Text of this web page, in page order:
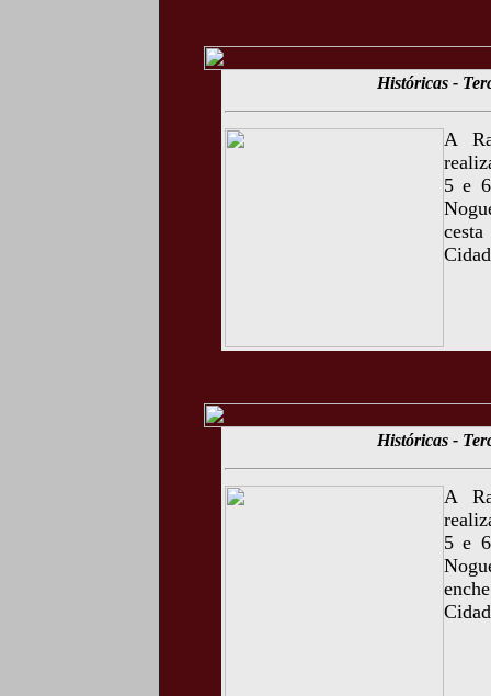
Históricas -
A
5 e
Históricas -
A
5 e